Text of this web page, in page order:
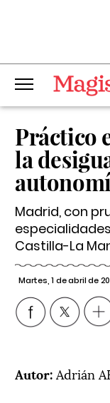
Práctico
la
Madrid, con
Castilla-La
Martes, 1 de abril de
Autor:Adrián